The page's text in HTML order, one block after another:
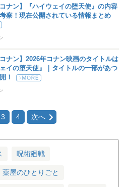
コナン】『ハイウェイの堕天使』の内容
察！現在公開されている情報まとめ
コナン】2026年コナン映画のタイトルは
ェイの堕天使』｜タイトルの一部があつ
！
3 4 次へ
呪術廻戦
薬屋のひとりごと